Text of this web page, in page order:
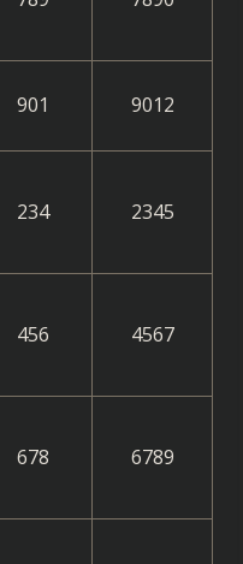
901 9012
234 2345
456 4567
678 6789